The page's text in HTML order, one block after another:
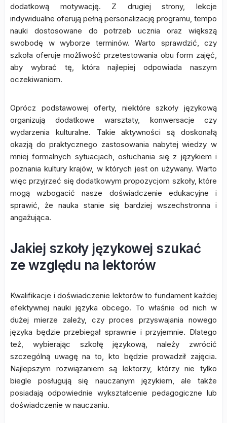
dodatkową motywację. Z drugiej strony, lekcje
indywidualne oferują pełną personalizację programu, tempo
nauki dostosowane do potrzeb ucznia oraz większą
swobodę w wyborze terminów. Warto sprawdzić, czy
szkoła oferuje możliwość przetestowania obu form zajęć,
aby wybrać tę, która najlepiej odpowiada naszym
oczekiwaniom.
Oprócz podstawowej oferty, niektóre szkoły językową
organizują dodatkowe warsztaty, konwersacje czy
wydarzenia kulturalne. Takie aktywności są doskonałą
okazją do praktycznego zastosowania nabytej wiedzy w
mniej formalnych sytuacjach, osłuchania się z językiem i
poznania kultury krajów, w których jest on używany. Warto
więc przyjrzeć się dodatkowym propozycjom szkoły, które
mogą wzbogacić nasze doświadczenie edukacyjne i
sprawić, że nauka stanie się bardziej wszechstronna i
angażująca.
Jakiej szkoły językowej szukać
ze względu na lektorów
Kwalifikacje i doświadczenie lektorów to fundament każdej
efektywnej nauki języka obcego. To właśnie od nich w
dużej mierze zależy, czy proces przyswajania nowego
języka będzie przebiegał sprawnie i przyjemnie. Dlatego
też, wybierając szkołę językową, należy zwrócić
szczególną uwagę na to, kto będzie prowadził zajęcia.
Najlepszym rozwiązaniem są lektorzy, którzy nie tylko
biegle posługują się nauczanym językiem, ale także
posiadają odpowiednie wykształcenie pedagogiczne lub
doświadczenie w nauczaniu.